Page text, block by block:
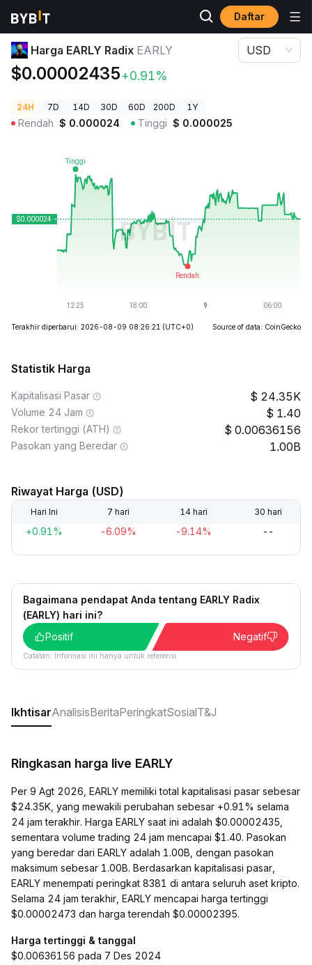
Daftar
Harga Kripto
Harga EARLY Radix EARLY
$0.00002435+0.91%
USD
24H 7D 14D 30D 60D 200D 1Y
Rendah $ 0.000024 Tinggi $ 0.000025
Terakhir diperbarui: 2026-08-09 08:26:21 (UTC+0) Source of data: CoinGecko
Statistik Harga
Kapitalisasi Pasar 24.35K
Volume 24 Jam 1.40
Rekor tertinggi (ATH) 0.00636156
Pasokan yang Beredar 1.00B
Riwayat Harga (USD)
Hari Ini 7 hari 14 hari 30 hari
+0.91% -6.09% -9.14% --
Bagaimana pendapat Anda tentang EARLY Radix
(EARLY) hari ini?
Positif
Negatif
Catatan: Informasi ini hanya untuk referensi.
IkhtisarAnalisisBeritaPeringkatSosialT&J
Ringkasan harga live EARLY
Per 9 Agt 2026, EARLY memiliki total kapitalisasi pasar sebesar
$24.35K, yang mewakili perubahan sebesar +0.91% selama
24 jam terakhir. Harga EARLY saat ini adalah $0.00002435,
sementara volume trading 24 jam mencapai $1.40. Pasokan
yang beredar dari EARLY adalah 1.00B, dengan pasokan
maksimum sebesar 1.00B. Berdasarkan kapitalisasi pasar,
EARLY menempati peringkat 8381 di antara seluruh aset kripto.
Selama 24 jam terakhir, EARLY mencapai harga tertinggi
$0.00002473 dan harga terendah $0.00002395.
Harga tertinggi & tanggal
$0.00636156 pada 7 Des 2024